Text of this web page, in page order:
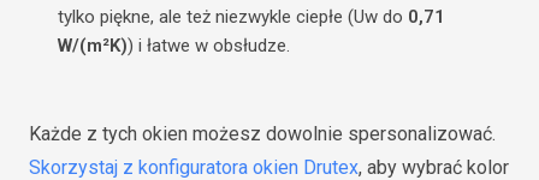
tylko piękne, ale też niezwykle ciepłe (Uw do 0,71
W/(m²K)) i łatwe w obsłudze.
Każde z tych okien możesz dowolnie spersonalizować.
Skorzystaj z konfiguratora okien Drutex, aby wybrać kolor